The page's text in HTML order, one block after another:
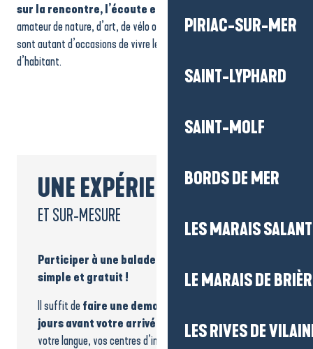
PIRIAC-SUR-MER
SAINT-LYPHARD
SAINT-MOLF
BORDS DE MER
LES MARAIS
LE MARAIS DE
LES RIVES DE
sur la rencontre, l’écoute et le partage.
amateur de nature, d’art, de vélo ou simplement curieux, ces balades
sont autant d’occasions de vivre le territoire de l’intérieur, à hauteur
d’habitant.
UNE EXPÉRIENCE UNIQUE
ET SUR-MESURE
Participer à une balade avec un Greeter c’est
simple et gratuit !
Il suffit defaire une demande au moins sept
jours avant votre arrivée
, en précisant vos dates,
votre langue, vos centres d’intérêt ou vos envies de